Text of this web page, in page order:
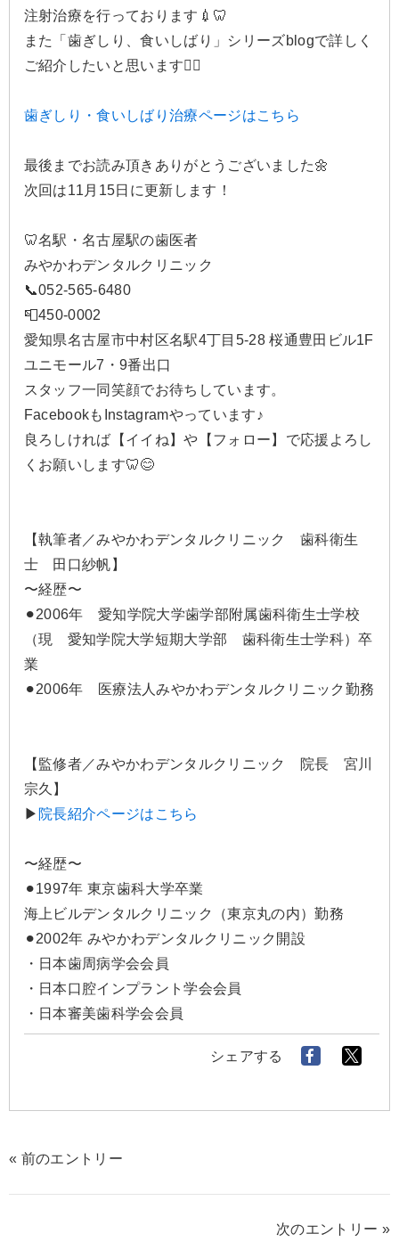
注射治療を行っております💉🦷
また「歯ぎしり、食いしばり」シリーズblogで詳しく
ご紹介したいと思います🙂‍↕️
歯ぎしり・食いしばり治療ページはこちら
最後までお読み頂きありがとうございました🌼
次回は11月15日に更新します！
🦷名駅・名古屋駅の歯医者
みやかわデンタルクリニック
📞052-565-6480
📮450-0002
愛知県名古屋市中村区名駅4丁目5-28 桜通豊田ビル1F
ユニモール7・9番出口
スタッフ一同笑顔でお待ちしています。
FacebookもInstagramやっています♪
良ろしければ【イイね】や【フォロー】で応援よろし
くお願いします🦷😊
【執筆者／みやかわデンタルクリニック 歯科衛生
士 田口紗帆】
〜経歴〜
⚫︎2006年 愛知学院大学歯学部附属歯科衛生士学校
（現 愛知学院大学短期大学部 歯科衛生士学科）卒
業
⚫︎2006年 医療法人みやかわデンタルクリニック勤務
【監修者／みやかわデンタルクリニック 院長 宮川
宗久】
▶ 院長紹介ページはこちら
〜経歴〜
⚫︎1997年 東京歯科大学卒業
海上ビルデンタルクリニック（東京丸の内）勤務
⚫︎2002年 みやかわデンタルクリニック開設
・日本歯周病学会会員
・日本口腔インプラント学会会員
・日本審美歯科学会会員
シェアする
« 前のエントリー
次のエントリー »